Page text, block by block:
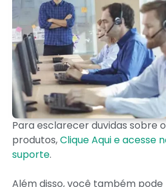
Para esclarecer duvidas sobre
produtos,Clique Aqui e acesse
suporte.
Além disso, você também